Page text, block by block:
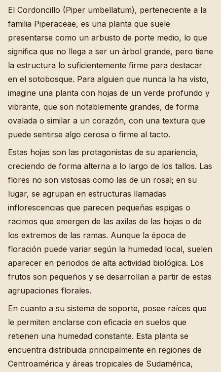
El Cordoncillo (Piper umbellatum), perteneciente a la
familia Piperaceae, es una planta que suele
presentarse como un arbusto de porte medio, lo que
significa que no llega a ser un árbol grande, pero tiene
la estructura lo suficientemente firme para destacar
en el sotobosque. Para alguien que nunca la ha visto,
imagine una planta con hojas de un verde profundo y
vibrante, que son notablemente grandes, de forma
ovalada o similar a un corazón, con una textura que
puede sentirse algo cerosa o firme al tacto.
Estas hojas son las protagonistas de su apariencia,
creciendo de forma alterna a lo largo de los tallos. Las
flores no son vistosas como las de un rosal; en su
lugar, se agrupan en estructuras llamadas
inflorescencias que parecen pequeñas espigas o
racimos que emergen de las axilas de las hojas o de
los extremos de las ramas. Aunque la época de
floración puede variar según la humedad local, suelen
aparecer en periodos de alta actividad biológica. Los
frutos son pequeños y se desarrollan a partir de estas
agrupaciones florales.
En cuanto a su sistema de soporte, posee raíces que
le permiten anclarse con eficacia en suelos que
retienen una humedad constante. Esta planta se
encuentra distribuida principalmente en regiones de
Centroamérica y áreas tropicales de Sudamérica,